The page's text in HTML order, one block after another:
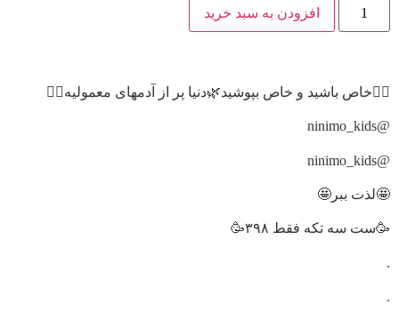
افزودن به سبد خرید
🙋‍♀️خاص باشید و خاص بپوشید🌿دنیا پر از آدمهای معمولیه🙋‍♀️
@ninimo_kids
@ninimo_kids
🤩لذت ببر🤩
🥳ست سه تکه فقط ۳۹۸🥳
.
.